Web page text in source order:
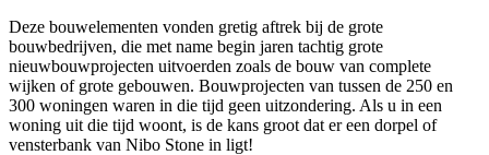
Deze bouwelementen vonden gretig aftrek bij de grote
bouwbedrijven, die met name begin jaren tachtig grote
nieuwbouwprojecten uitvoerden zoals de bouw van complete
wijken of grote gebouwen. Bouwprojecten van tussen de 250 en
300 woningen waren in die tijd geen uitzondering. Als u in een
woning uit die tijd woont, is de kans groot dat er een dorpel of
vensterbank van Nibo Stone in ligt!